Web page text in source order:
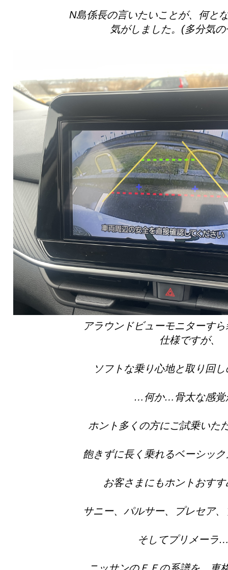
N島係長の言いたいことが、何と
気がしました。(多分気
アラウンドビューモニターす
仕様ですが、
ソフトな乗り心地と取り回
…何か…骨太な感
ホント多くの方にご試乗いた
飽きずに長く乗れるベーシッ
お客さまにもホントおす
サニー、パルサー、プレセア
そしてプリメーラ